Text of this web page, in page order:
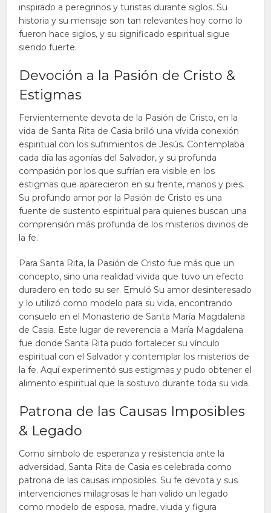
inspirado a peregrinos y turistas durante siglos. Su
historia y su mensaje son tan relevantes hoy como lo
fueron hace siglos, y su significado espiritual sigue
siendo fuerte.
Devoción a la Pasión de Cristo &
Estigmas
Fervientemente devota de la Pasión de Cristo, en la
vida de Santa Rita de Casia brilló una vívida conexión
espiritual con los sufrimientos de Jesús. Contemplaba
cada día las agonías del Salvador, y su profunda
compasión por los que sufrían era visible en los
estigmas que aparecieron en su frente, manos y pies.
Su profundo amor por la Pasión de Cristo es una
fuente de sustento espiritual para quienes buscan una
comprensión más profunda de los misterios divinos de
la fe.
Para Santa Rita, la Pasión de Cristo fue más que un
concepto, sino una realidad vivida que tuvo un efecto
duradero en todo su ser. Emuló Su amor desinteresado
y lo utilizó como modelo para su vida, encontrando
consuelo en el Monasterio de Santa María Magdalena
de Casia. Este lugar de reverencia a María Magdalena
fue donde Santa Rita pudo fortalecer su vínculo
espiritual con el Salvador y contemplar los misterios de
la fe. Aquí experimentó sus estigmas y pudo obtener el
alimento espiritual que la sostuvo durante toda su vida.
Patrona de las Causas Imposibles
& Legado
Como símbolo de esperanza y resistencia ante la
adversidad, Santa Rita de Casia es celebrada como
patrona de las causas imposibles. Su fe devota y sus
intervenciones milagrosas le han valido un legado
como modelo de esposa, madre, viuda y figura